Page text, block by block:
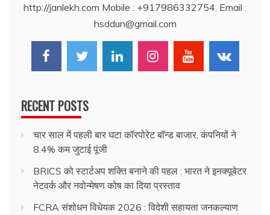
http://janlekh.com Mobile : +917986332754. Email :
hsddun@gmail.com
RECENT POSTS
चार साल में पहली बार घटा कॉरपोरेट बॉन्ड बाजार, कंपनियों ने
8.4% कम जुटाई पूंजी
BRICS को स्टार्टअप शक्ति बनाने की पहल : भारत ने इनक्यूबेटर
नेटवर्क और नवोन्मेषण कोष का दिया प्रस्ताव
FCRA संशोधन विधेयक 2026 : विदेशी सहायता जनकल्याण